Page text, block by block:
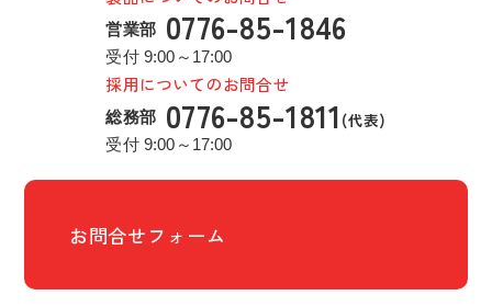
営業部 0776-85-1846
受付 9:00～17:00
採用についてのお問合せ
総務部 0776-85-1811
受付 9:00～17:00
お問合せフォーム